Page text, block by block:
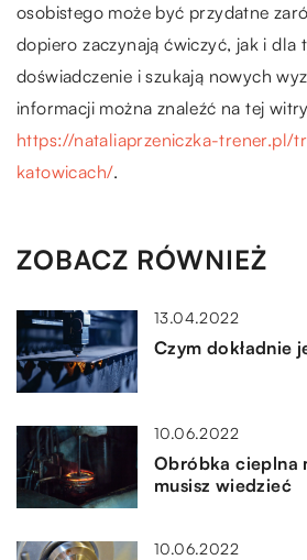
osobistego może być przydatne
dopiero zaczynają ćwiczyć, jak i dla
doświadczenie i szukają nowych
informacji można znaleźć na tej
https://nataliaprzeniczka-trener.pl/
katowicach/.
ZOBACZ RÓWNIEŻ
13.04.2022
Czym dokładnie
10.06.2022
Obróbka cieplna
musisz wiedzieć
10.06.2022